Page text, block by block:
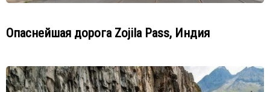
Опаснейшая дорога Zojila Pass, Индия